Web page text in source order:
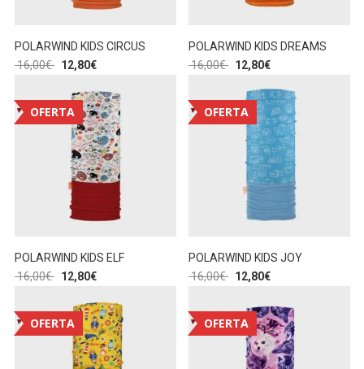
POLARWIND KIDS CIRCUS
16,00€ 12,80€
POLARWIND KIDS DREAMS
16,00€ 12,80€
OFERTA
POLARWIND KIDS ELF
16,00€ 12,80€
OFERTA
POLARWIND KIDS JOY
16,00€ 12,80€
OFERTA OFERTA